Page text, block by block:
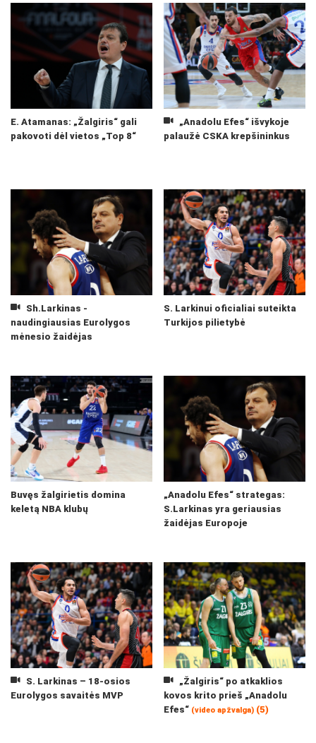
E. Atamanas: „Žalgiris“ gali
pakovoti dėl vietos „Top 8“
„Anadolu Efes“ išvykoje
palaužė CSKA krepšininkus
Sh.Larkinas -
naudingiausias Eurolygos
mėnesio žaidėjas
S. Larkinui oficialiai suteikta
Turkijos pilietybė
Buvęs žalgirietis domina
keletą NBA klubų
„Anadolu Efes“ strategas:
S.Larkinas yra geriausias
žaidėjas Europoje
S. Larkinas – 18-osios
Eurolygos savaitės MVP
„Žalgiris“ po atkaklios
kovos krito prieš „Anadolu
Efes“ (video apžvalga) (5)